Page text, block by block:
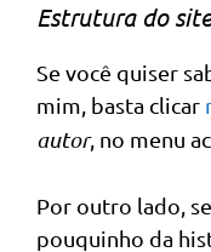
Estrutura do site
Se você quiser
mim, basta clicar
autor, no menu
Por outro lado,
pouquinho da